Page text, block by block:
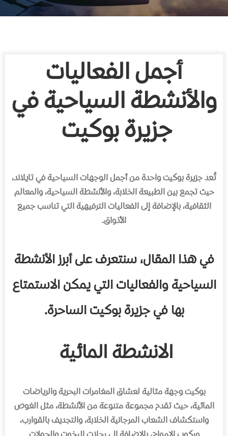
أجمل الفعاليات
والأنشطة السياحية في
جزيرة بوكيت
تُعد جزيرة بوكيت واحدة من أجمل الوجهات السياحية في تايلاند،
حيث تجمع بين الطبيعة الخلابة، والأنشطة السياحية، والمعالم
الثقافية، بالإضافة إلى الفعاليات الترفيهية التي تناسب جميع
الأذواق.
في هذا المقال، سنتعرف على أبرز الأنشطة
السياحية والفعاليات التي يمكن الاستمتاع
بها في جزيرة بوكيت الساحرة.
الانشطة المائية
بوكيت وجهة مثالية لعشاق المغامرات البحرية والرياضات
المائية، حيث تقدم مجموعة متنوعة من الأنشطة، مثل الغوص
واستكشاف الشعاب المرجانية الخلابة، والتجديف بالقوارب،